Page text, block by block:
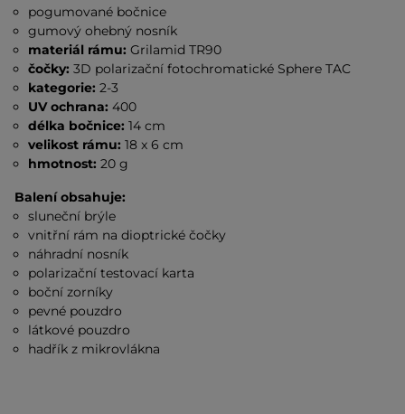
pogumované bočnice
gumový ohebný nosník
materiál rámu: Grilamid TR90
čočky: 3D polarizační fotochromatické Sphere TAC
kategorie:2-3
UV ochrana: 400
délka bočnice: 14 cm
velikost rámu: 18 x 6 cm
hmotnost: 20 g
Balení obsahuje:
sluneční brýle
vnitřní rám na dioptrické čočky
náhradní nosník
polarizační testovací karta
boční zorníky
pevné pouzdro
látkové pouzdro
hadřík z mikrovlákna